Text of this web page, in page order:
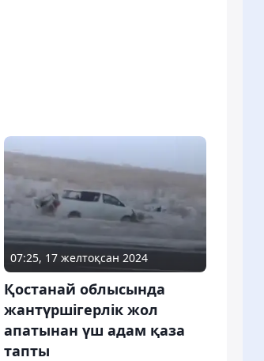
07:25, 17 желтоқсан 2024
Қостанай облысында
жантүршігерлік жол
апатынан үш адам қаза
тапты